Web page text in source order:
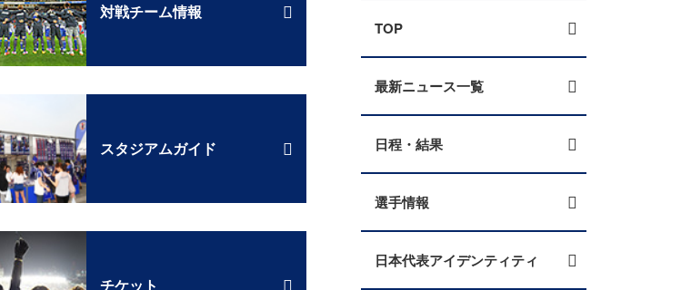
対戦チーム情報
スタジアムガイド
チケット
TOP
最新ニュース一覧
日程・結果
選手情報
日本代表アイデンティティ